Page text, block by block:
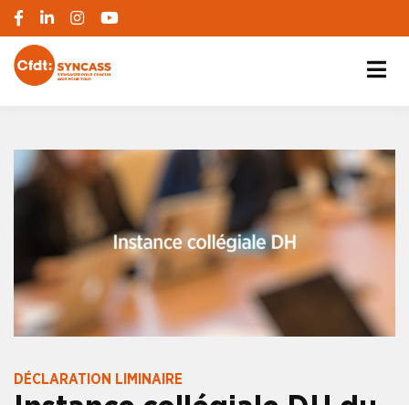
DÉCLARATION LIMINAIRE